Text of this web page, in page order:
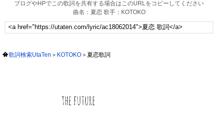
ブログやHPでこの歌詞を共有する場合はこのURLをコピーしてください
曲名：夏恋 歌手：KOTOKO
歌詞検索UtaTen KOTOKO 夏恋歌詞